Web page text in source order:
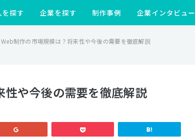
を探す 企業を探す 制作事例 企業インタビュー
Web制作の市場規模は？将来性や今後の需要を徹底解説
や今後の需要を徹底解説